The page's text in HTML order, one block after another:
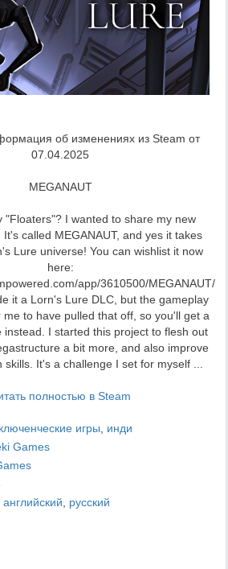
об изменениях из Steam от
07.04.2025
MEGANAUT
"Floaters"? I wanted to share my new
called MEGANAUT, and yes it takes
Lure universe! You can wishlist it now
here:
app/3610500/MEGANAUT/
it a Lorn's Lure DLC, but the gameplay
me to have pulled that off, so you'll get a
instead. I started this project to flesh out
a bit more, and also improve
It's a challenge I set for myself ...
полностью в Steam
игры
инди
Games
английский
русский